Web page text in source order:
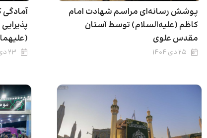
پوشش رسانه‌ای مراسم شهادت امام
کاظم (علیه‌السلام) توسط آستان
مقدس علوی
۲۵ دی ۱۴۰۴ ۲۳ دی ۱۴۰۴